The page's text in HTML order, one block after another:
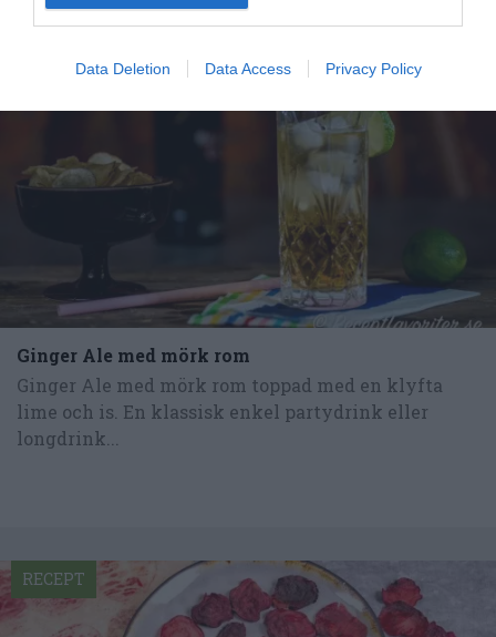
Data Deletion Data Access Privacy Policy
Ginger Ale med mörk rom
Ginger Ale med mörk rom toppad med en klyfta
lime och is. En klassisk enkel partydrink eller
longdrink...
RECEPT